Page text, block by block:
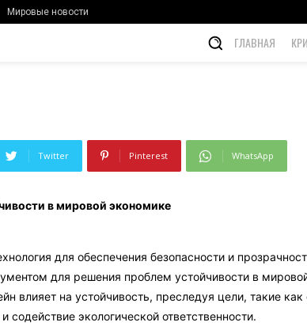
Мировые новости
ГЛАВНАЯ
Twitter Pinterest WhatsApp
в мировой экономике
для обеспечения безопасности и
для решения проблем устойчивости в
влияет на устойчивость, преследуя цели, такие
экологической ответственности.